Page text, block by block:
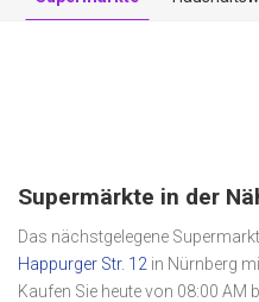
Supermärkte in der
Das nächstgelegene
Happurger Str. 12 in Nürnberg
Kaufen Sie heute von 08:00 AM